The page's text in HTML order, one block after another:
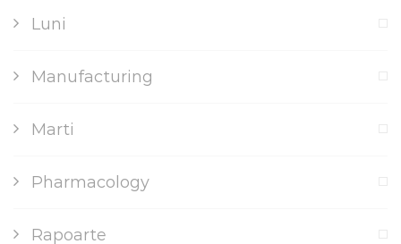
Luni
Manufacturing
Marti
Pharmacology
Rapoarte